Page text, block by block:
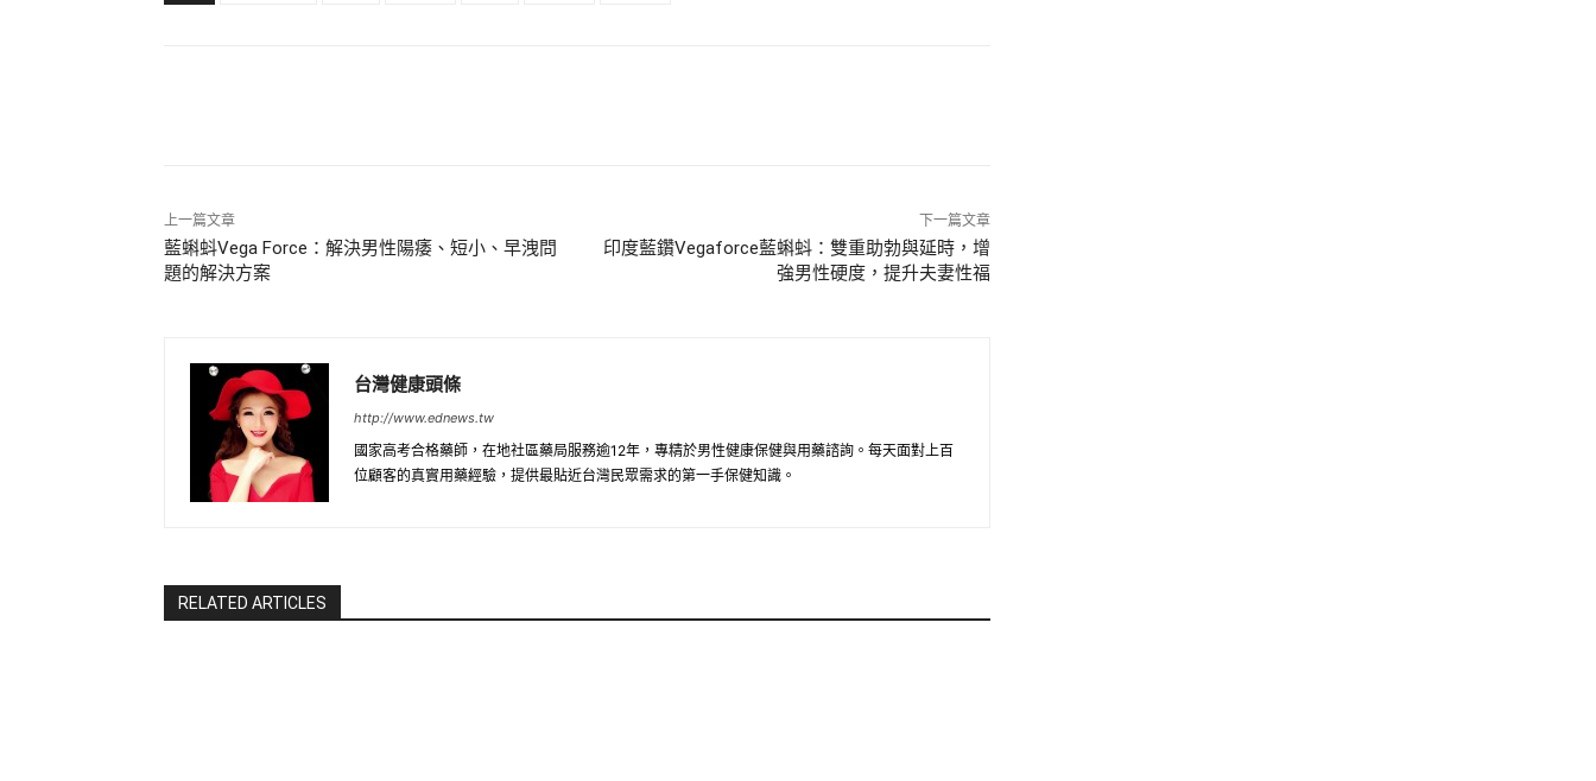
上一篇文章
藍蝌蚪Vega Force：解決男性陽痿、短小、早洩問
題的解決方案
下一篇文章
印度藍鑽Vegaforce藍蝌蚪：雙重助勃與延時，增
強男性硬度，提升夫妻性福
台灣健康頭條
http://www.ednews.tw
國家高考合格藥師，在地社區藥局服務逾12年，專精於男性健康保健與用藥諮詢。每天面對上百
位顧客的真實用藥經驗，提供最貼近台灣民眾需求的第一手保健知識。
RELATED ARTICLES